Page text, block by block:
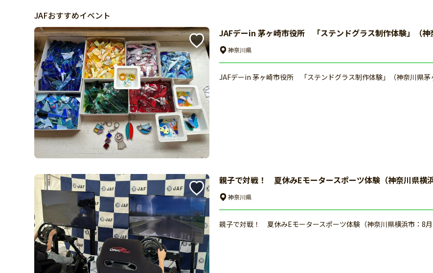
JAFおすすめイベント
JAFデーin 茅ヶ崎市役所 「ステンドグラス制作体験」（神
神奈川県
JAFデーin 茅ヶ崎市役所 「ステンドグラス制作体験」（神奈川県茅
親子で対戦！ 夏休みEモータースポーツ体験（神奈川県横
神奈川県
親子で対戦！ 夏休みEモータースポーツ体験（神奈川県横浜市：8月